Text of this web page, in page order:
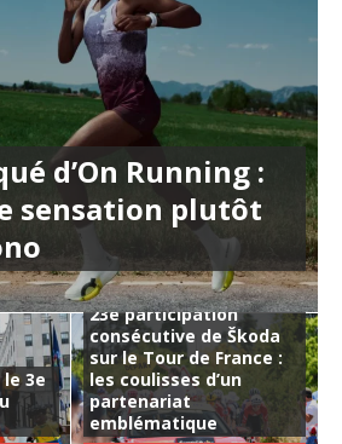
d’On Running :
sensation plutôt
le 3e
23e participation
consécutive de Škoda
sur le Tour de France :
les coulisses d’un
partenariat
emblématique